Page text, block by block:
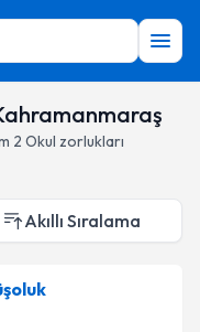
2 Okul zorlukları
Akıllı Sıralama